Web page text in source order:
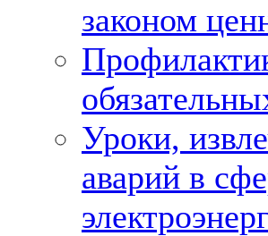
законом
Уроки,
аварий в